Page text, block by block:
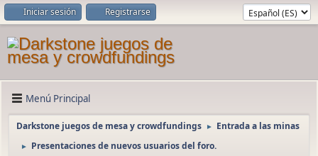
Iniciar sesión Registrarse
Menú Principal
Darkstone juegos de mesa y crowdfundings ► Entrada a las minas
► Presentaciones de nuevos usuarios del foro.